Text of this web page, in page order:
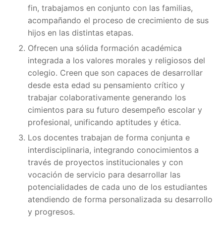
fin, trabajamos en conjunto con las familias,
acompañando el proceso de crecimiento de sus
hijos en las distintas etapas.
Ofrecen una sólida formación académica
integrada a los valores morales y religiosos del
colegio. Creen que son capaces de desarrollar
desde esta edad su pensamiento crítico y
trabajar colaborativamente generando los
cimientos para su futuro desempeño escolar y
profesional, unificando aptitudes y ética.
Los docentes trabajan de forma conjunta e
interdisciplinaria, integrando conocimientos a
través de proyectos institucionales y con
vocación de servicio para desarrollar las
potencialidades de cada uno de los estudiantes
atendiendo de forma personalizada su desarrollo
y progresos.